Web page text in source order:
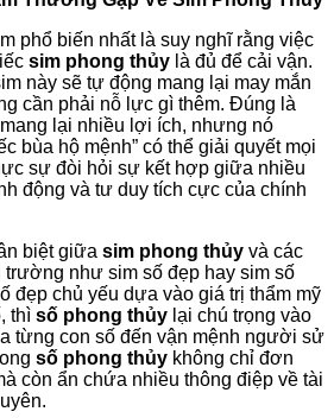
phổ biến nhất là suy nghĩ rằng việc
sim phong thủy là đủ để cải vận.
này sẽ tự động mang lại may mắn
cần phải nỗ lực gì thêm. Đúng là
lại nhiều lợi ích, nhưng nó
bùa hộ mệnh” có thể giải quyết mọi
sự đòi hỏi sự kết hợp giữa nhiều
động và tư duy tích cực của chính
biệt giữa sim phong thủy và các
trường như sim số đẹp hay sim số
đẹp chủ yếu dựa vào giá trị thẩm mỹ
thì số phong thủy lại chú trọng vào
từng con số đến vận mệnh người sử
số phong thủy không chỉ đơn
còn ẩn chứa nhiều thông điệp về tài